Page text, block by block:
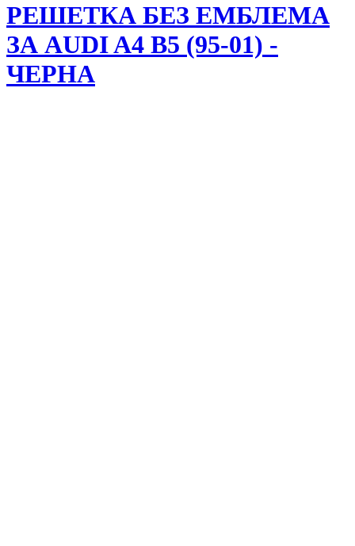
РЕШЕТКА БЕЗ ЕМБЛЕМА
ЗА AUDI A4 B5 (95-01) -
ЧЕРНА